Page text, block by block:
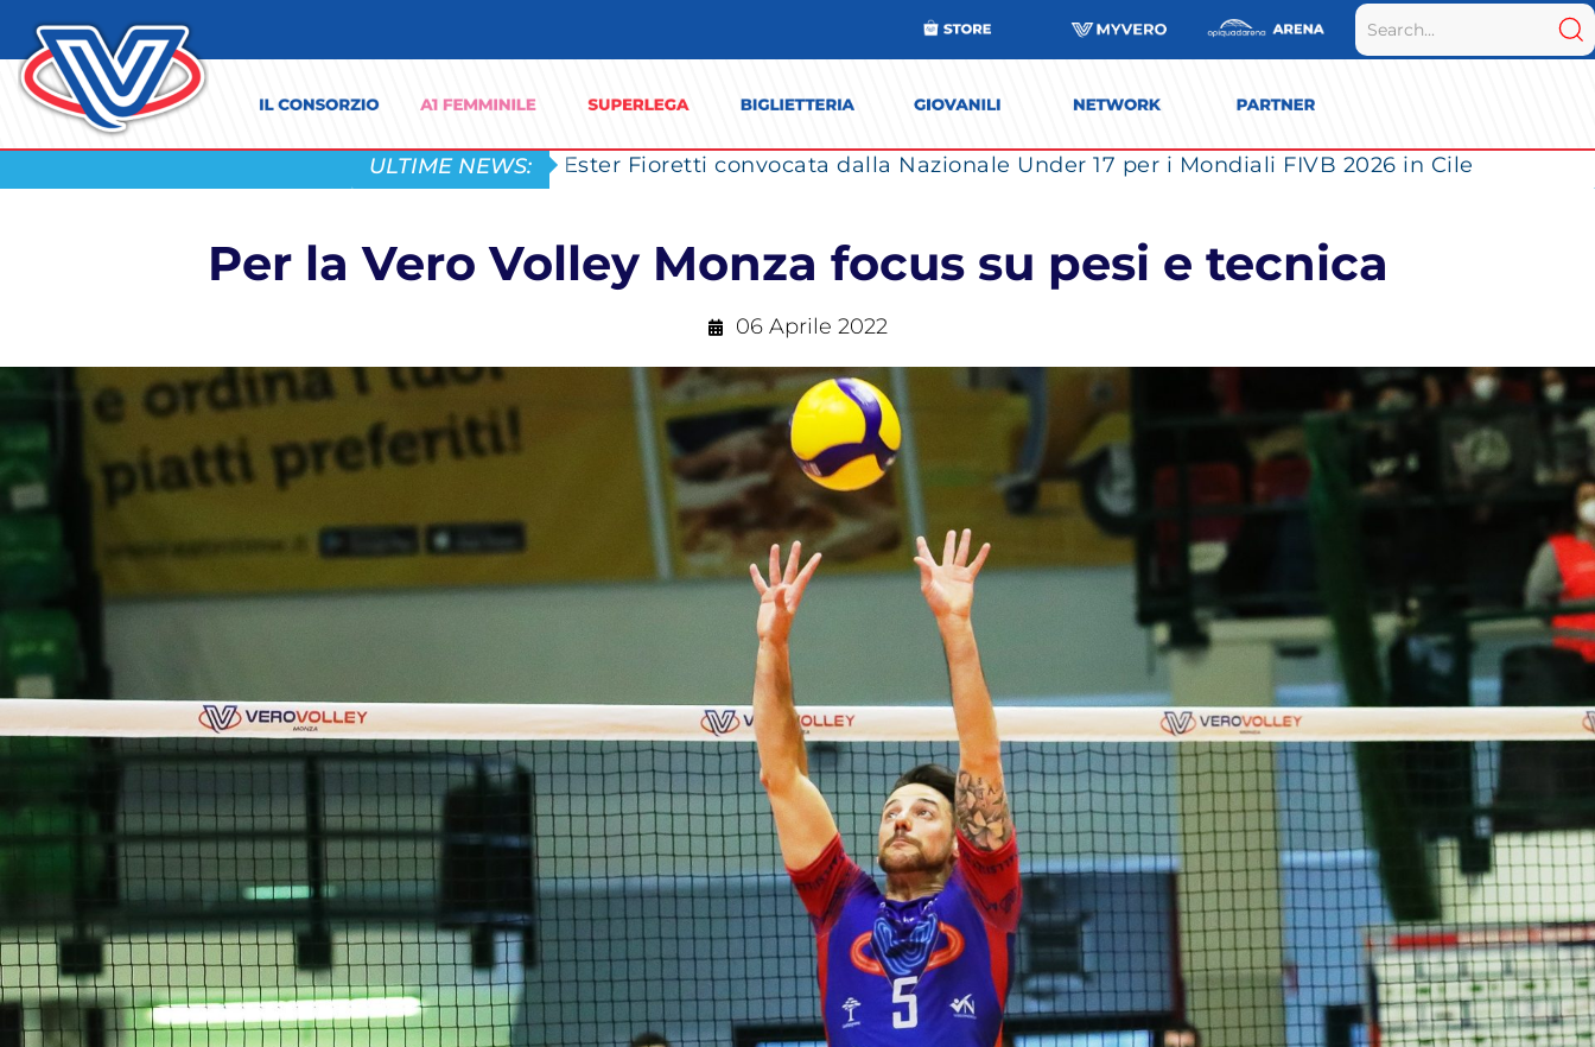
ULTIME NEWS: Ester Fioretti convocata dalla Nazionale Under 17 per i Mondiali FIVB 2026 in Cile
Per la Vero Volley Monza focus su pesi e tecnica
06 Aprile 2022